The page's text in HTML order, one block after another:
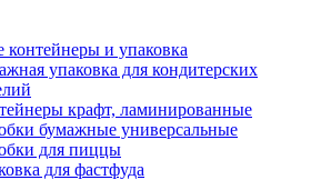
и упаковка
упаковка для кондитерских
крафт, ламинированные
бумажные универсальные
для пиццы
для фастфуда